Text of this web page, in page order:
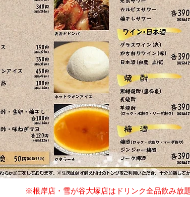
※根岸店・雪が谷大塚店はドリンク全品飲み放